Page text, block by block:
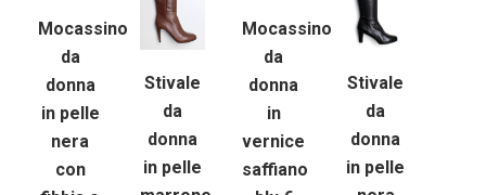
Mocassino
da
donna
in pelle
nera
con
Stivale
da
donna
in pelle
Mocassino
da
donna
in
vernice
saffiano
Stivale
da
donna
in pelle